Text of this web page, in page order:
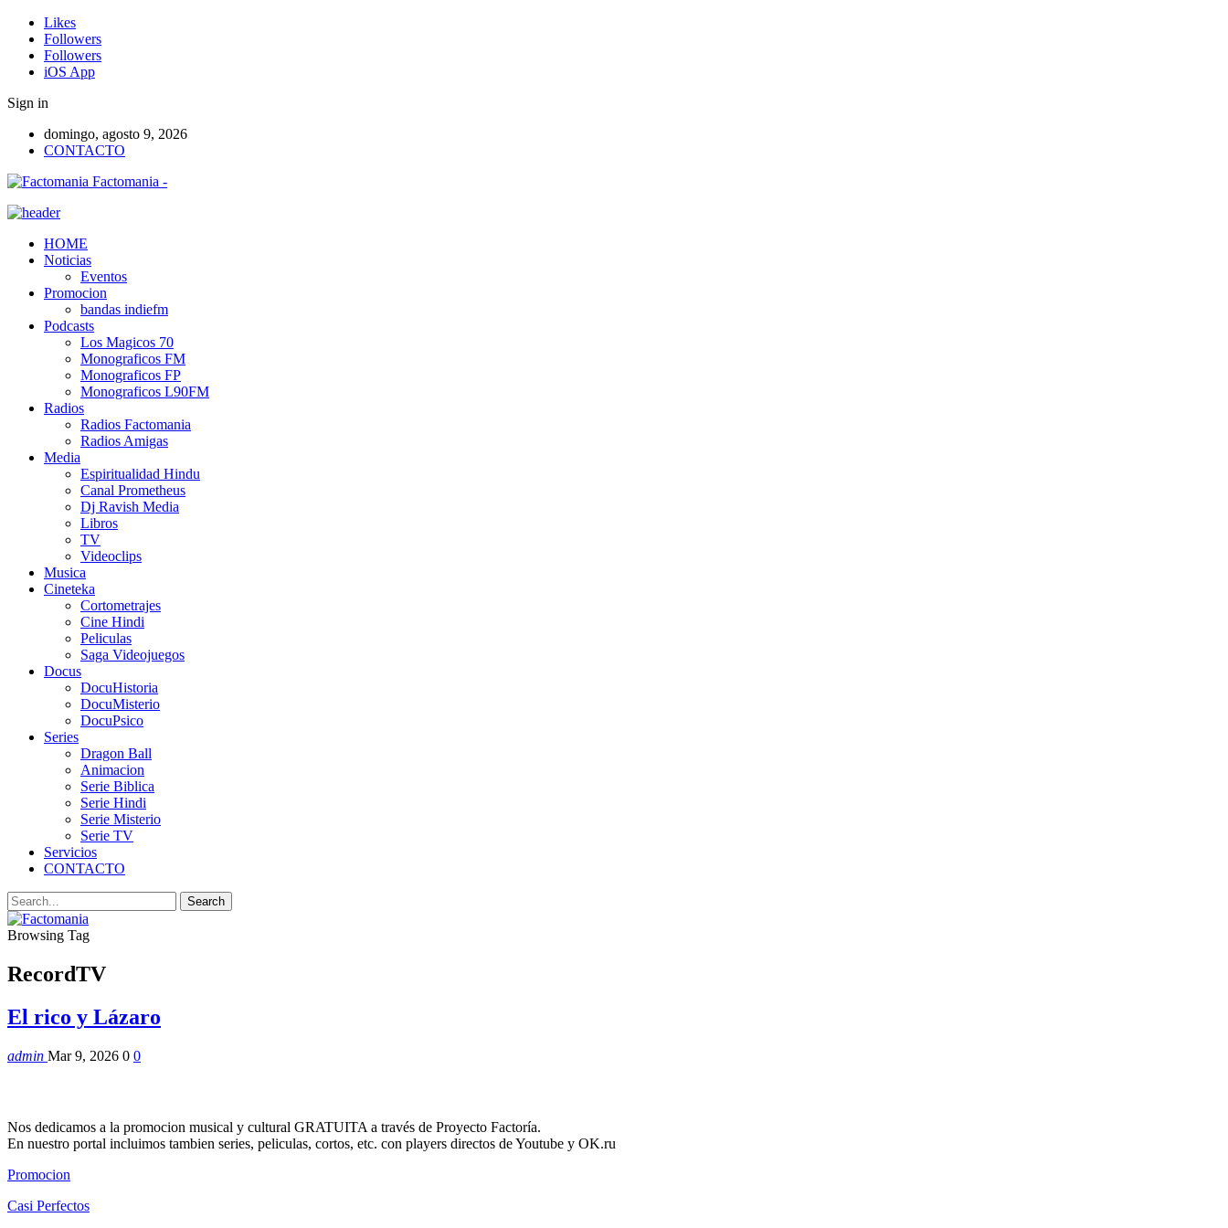
Likes
Followers
Followers
iOS App
Sign in
domingo, agosto 9, 2026
CONTACTO
Factomania -
HOME
Noticias
Eventos
Promocion
bandas indiefm
Podcasts
Los Magicos 70
Monograficos FM
Monograficos FP
Monograficos L90FM
Radios
Radios Factomania
Radios Amigas
Media
Espiritualidad Hindu
Canal Prometheus
Dj Ravish Media
Libros
TV
Videoclips
Musica
Cineteka
Cortometrajes
Cine Hindi
Peliculas
Saga Videojuegos
Docus
DocuHistoria
DocuMisterio
DocuPsico
Series
Dragon Ball
Animacion
Serie Biblica
Serie Hindi
Serie Misterio
Serie TV
Servicios
CONTACTO
Browsing Tag
RecordTV
El rico y Lázaro
admin Mar 9, 2026 0 0
Nos dedicamos a la promocion musical y cultural GRATUITA a través de Proyecto Factoría.
En nuestro portal incluimos tambien series, peliculas, cortos, etc. con players directos de Youtube y OK.ru
Promocion
Casi Perfectos